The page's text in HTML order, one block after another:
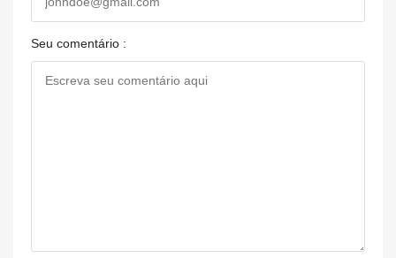
Seu comentário :